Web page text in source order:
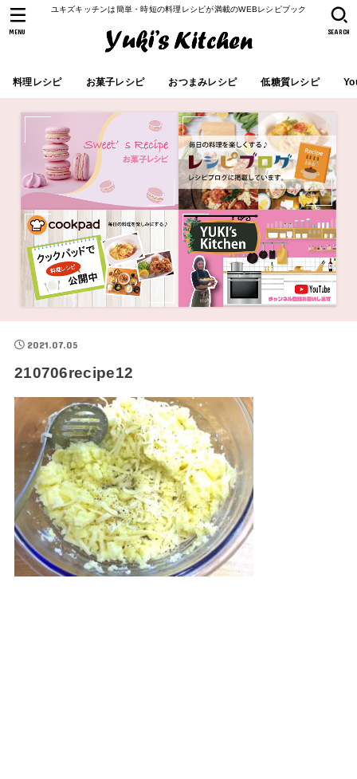
ユキズキッチンは簡単・時短の料理レシピが満載のWEBレシピブック
料理レシピ お菓子レシピ おつまみレシピ 低糖質レシピ
SEARCH
MENU
2021.07.05
210706recipe12